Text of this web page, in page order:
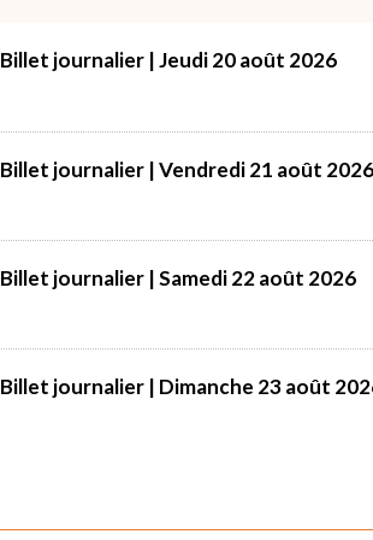
Billet journalier | Jeudi 20 août 2026
Billet journalier | Vendredi 21 août 2026
Billet journalier | Samedi 22 août 2026
Billet journalier | Dimanche 23 août